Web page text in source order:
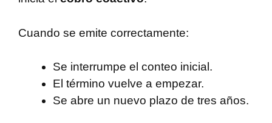
Cuando se emite correctamente:
Se interrumpe el conteo inicial.
El término vuelve a empezar.
Se abre un nuevo plazo de tres años.